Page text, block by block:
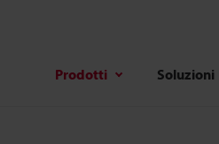
Prodotti Soluzioni